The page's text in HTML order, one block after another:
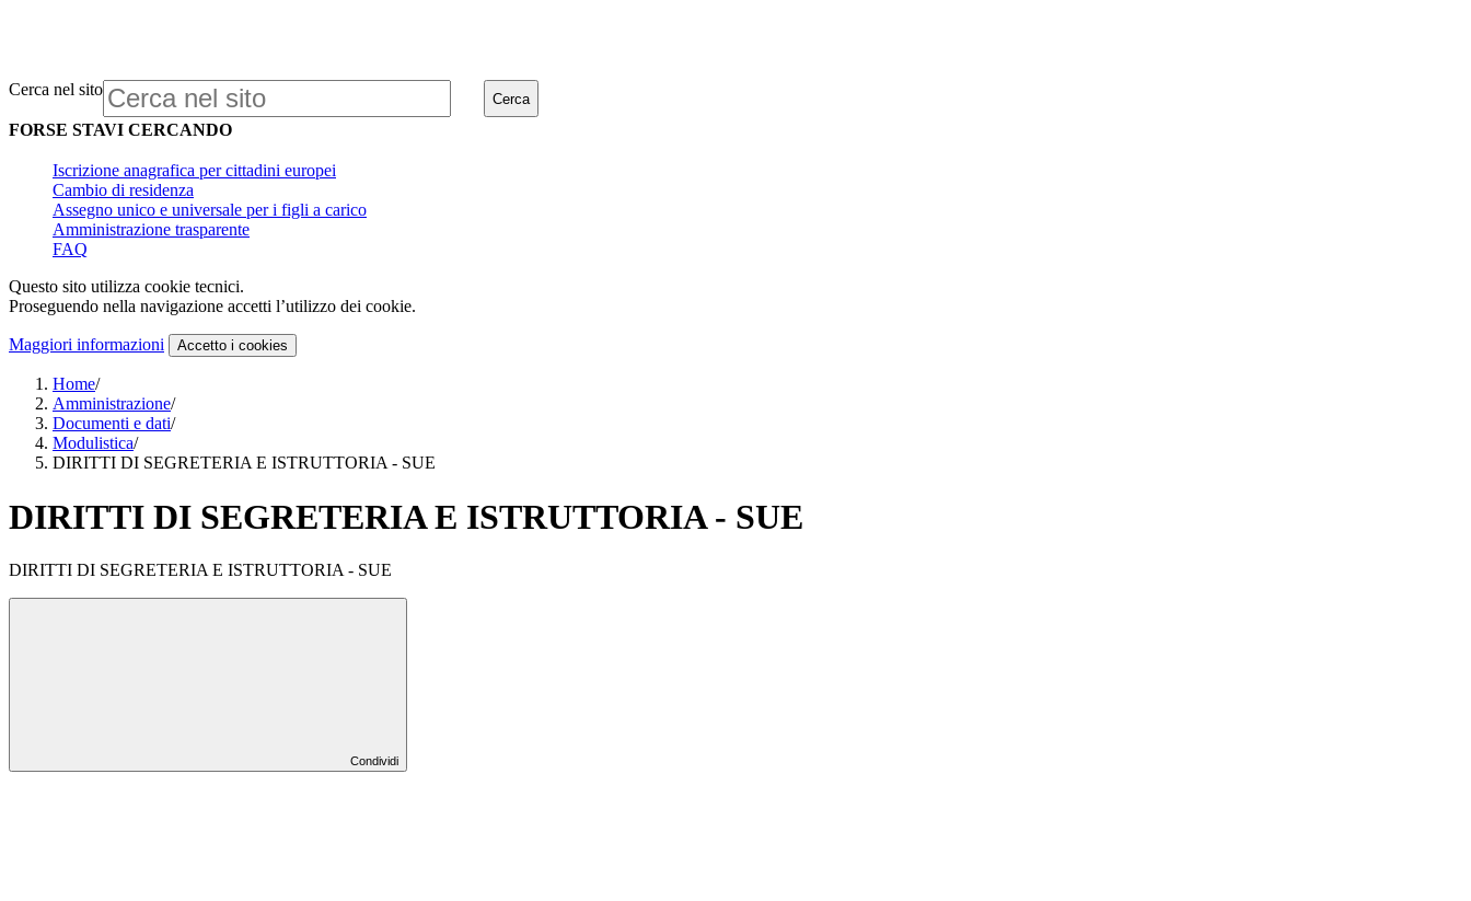
Cerca nel sito Cerca
FORSE STAVI CERCANDO
Iscrizione anagrafica per cittadini europei
Cambio di residenza
Assegno unico e universale per i figli a carico
Amministrazione trasparente
FAQ
Questo sito utilizza cookie tecnici.
Proseguendo nella navigazione accetti l’utilizzo dei cookie.
Maggiori informazioni Accetto i cookies
Home/
Amministrazione/
Documenti e dati/
Modulistica/
DIRITTI DI SEGRETERIA E ISTRUTTORIA - SUE
DIRITTI DI SEGRETERIA E ISTRUTTORIA - SUE
DIRITTI DI SEGRETERIA E ISTRUTTORIA - SUE
Condividi